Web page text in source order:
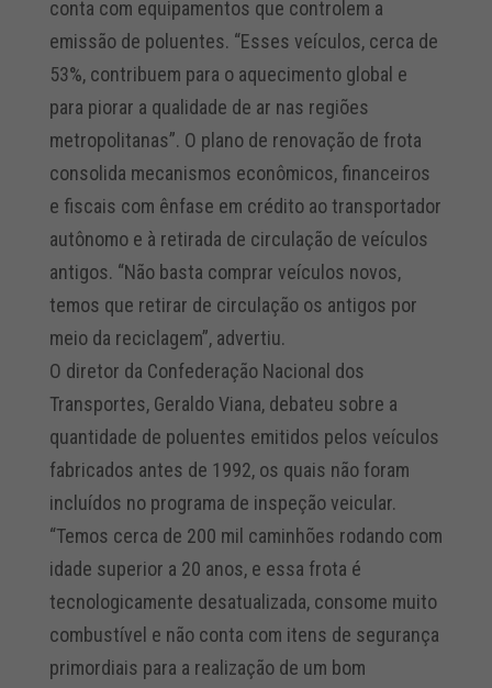
conta com equipamentos que controlem a
emissão de poluentes. “Esses veículos, cerca de
53%, contribuem para o aquecimento global e
para piorar a qualidade de ar nas regiões
metropolitanas”. O plano de renovação de frota
consolida mecanismos econômicos, financeiros
e fiscais com ênfase em crédito ao transportador
autônomo e à retirada de circulação de veículos
antigos. “Não basta comprar veículos novos,
temos que retirar de circulação os antigos por
meio da reciclagem”, advertiu.
O diretor da Confederação Nacional dos
Transportes, Geraldo Viana, debateu sobre a
quantidade de poluentes emitidos pelos veículos
fabricados antes de 1992, os quais não foram
incluídos no programa de inspeção veicular.
“Temos cerca de 200 mil caminhões rodando com
idade superior a 20 anos, e essa frota é
tecnologicamente desatualizada, consome muito
combustível e não conta com itens de segurança
primordiais para a realização de um bom